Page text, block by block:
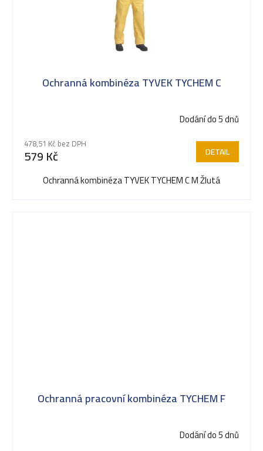
Ochranná kombinéza TYVEK TYCHEM C
Dodání do 5 dnů
478,51 Kč bez DPH
579 Kč DETAIL
Ochranná kombinéza TYVEK TYCHEM C M Žlutá
Ochranná pracovní kombinéza TYCHEM F
Dodání do 5 dnů